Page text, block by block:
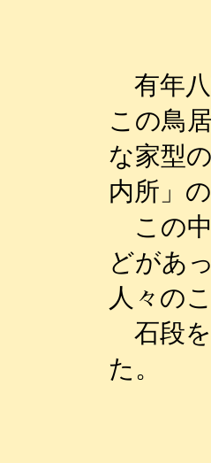
有年八
この鳥
な家型
内所」
この中
どがあ
人々の
石段を
た。